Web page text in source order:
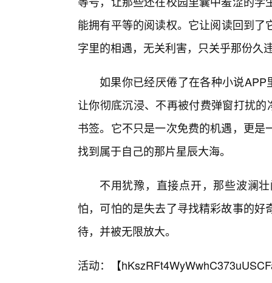
能拥有平等的阅读权。它让阅读回到
字里的相遇，无关利害，只关乎那份久
如果你已经厌倦了在各种小说APP
让你彻底沉浸、不再被付费弹窗打扰
书签。它不只是一次免费的机遇，更
找到属于自己的那片星辰大海。
不用犹豫，直接点开，那些波澜
怕，可怕的是失去了寻找精彩故事的
待，并被无限放大。
活动：【